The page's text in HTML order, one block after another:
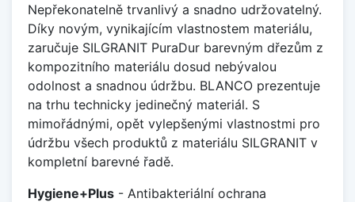
Nepřekonatelně trvanlivý a snadno udržovatelný.
Díky novým, vynikajícím vlastnostem materiálu,
zaručuje SILGRANIT PuraDur barevným dřezům z
kompozitního materiálu dosud nebývalou
odolnost a snadnou údržbu. BLANCO prezentuje
na trhu technicky jedinečný materiál. S
mimořádnými, opět vylepšenými vlastnostmi pro
údržbu všech produktů z materiálu SILGRANIT v
kompletní barevné řadě.
Hygiene+Plus - Antibakteriální ochrana